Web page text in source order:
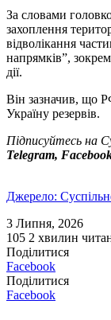
За словами
захоплення
відволікання
напрямків”,
дії.
Він зазначив, що
Україну резервів.
Підписуйтесь на
Telegram,
Джерело:
3 Липня, 2026
105 2 хвилин
Поділитися
Facebook
Поділитися
Facebook